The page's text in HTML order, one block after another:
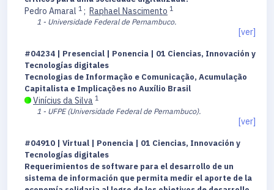
Pedro Amaral 1 ; Raphael Nascimento 1
1 - Universidade Federal de Pernambuco.
[ver]
#04234 | Presencial | Ponencia | 01 Ciencias, Innovación y
Tecnologías digitales
Tecnologias de Informação e Comunicação, Acumulação
Capitalista e Implicações no Auxílio Brasil
Vinícius da Silva 1
1 - UFPE (Universidade Federal de Pernambuco).
[ver]
#04910 | Virtual | Ponencia | 01 Ciencias, Innovación y
Tecnologías digitales
Requerimientos de software para el desarrollo de un
sistema de información que permita medir el aporte de la